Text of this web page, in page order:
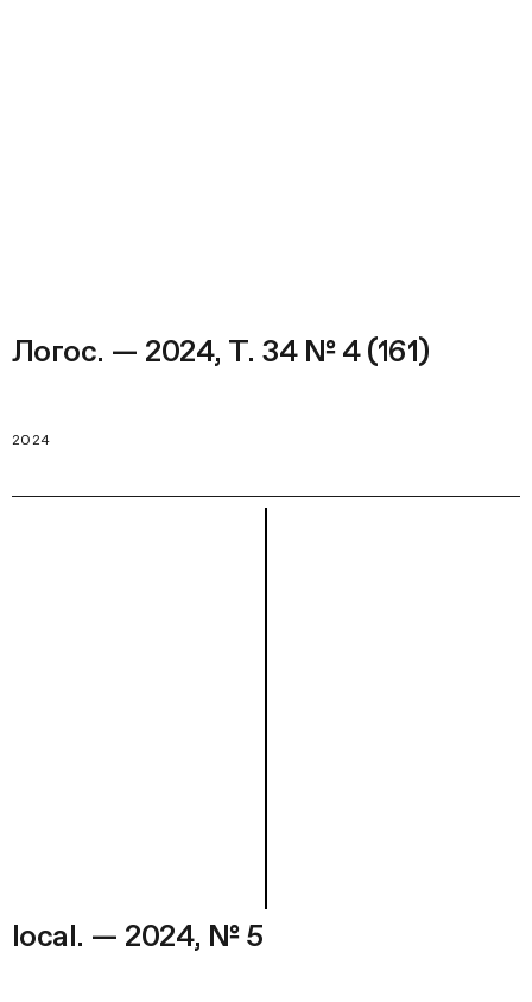
Логос. — 2024, Т. 34 № 4 (161)
2024
local. — 2024, № 5